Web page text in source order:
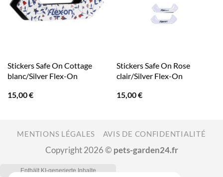
Stickers Safe On Cottage
blanc/Silver Flex-On
15,00€
Stickers Safe On Rose
clair/Silver Flex-On
15,00€
MENTIONS LÉGALES AVIS DE CONFIDENTIALITÉ
Copyright 2026 © pets-garden24.fr